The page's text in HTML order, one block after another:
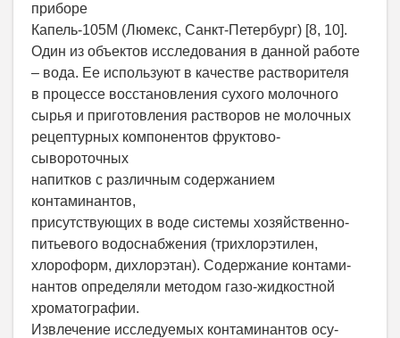
приборе
Капель-105М (Люмекс, Санкт-Петербург) [8, 10].
Один из объектов исследования в данной работе
– вода. Ее используют в качестве растворителя
в процессе восстановления сухого молочного
сырья и приготовления растворов не молочных
рецептурных компонентов фруктово-
сывороточных
напитков с различным содержанием
контаминантов,
присутствующих в воде системы хозяйственно-
питьевого водоснабжения (трихлорэтилен,
хлороформ, дихлорэтан). Содержание контами-
нантов определяли методом газо-жидкостной
хроматографии.
Извлечение исследуемых контаминантов осу-